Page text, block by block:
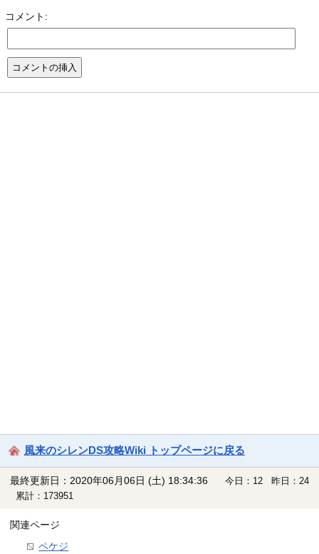
コメント:
風来のシレンDS攻略Wiki トップページに戻る
最終更新日：2020年06月06日 (土) 18:34:36
今日：12 昨日：24
累計：173951
関連ページ
ペケジ